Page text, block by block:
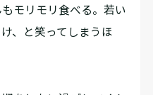
モリモリ食べる。若い
、と笑ってしまうほ